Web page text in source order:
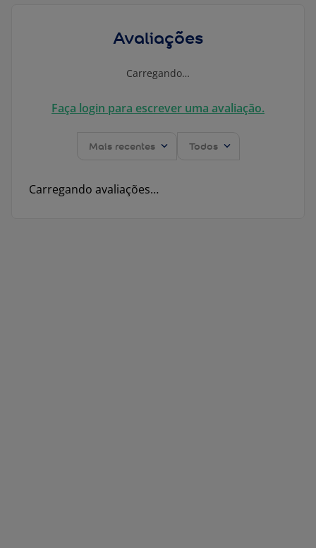
Avaliações
Carregando…
Faça login para escrever uma avaliação.
Mais recentes Todos
Carregando avaliações…